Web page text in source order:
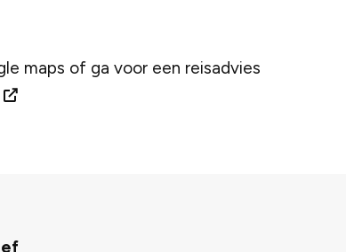
maps of ga voor een reisadvies